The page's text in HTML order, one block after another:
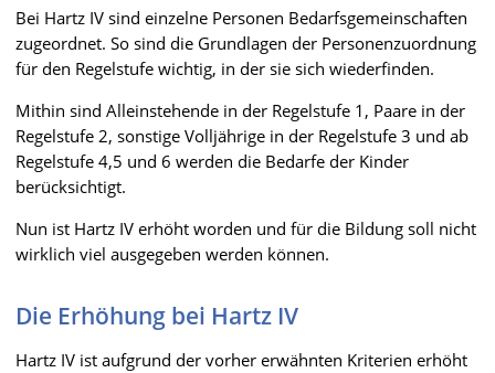
Bei Hartz IV sind einzelne Personen Bedarfsgemeinschaften
zugeordnet. So sind die Grundlagen der Personenzuordnung
für den Regelstufe wichtig, in der sie sich wiederfinden.
Mithin sind Alleinstehende in der Regelstufe 1, Paare in der
Regelstufe 2, sonstige Volljährige in der Regelstufe 3 und ab
Regelstufe 4,5 und 6 werden die Bedarfe der Kinder
berücksichtigt.
Nun ist Hartz IV erhöht worden und für die Bildung soll nicht
wirklich viel ausgegeben werden können.
Die Erhöhung bei Hartz IV
Hartz IV ist aufgrund der vorher erwähnten Kriterien erhöht